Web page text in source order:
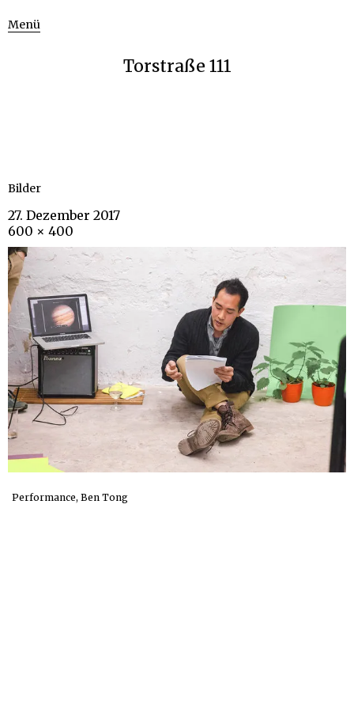
Menü
Torstraße 111
Bilder
27. Dezember 2017
600 × 400
Performance, Ben Tong